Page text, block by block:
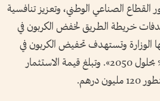
القطاع الصناعي الوطني، وتعزيز تنافسية
خريطة الطريق لخفض الكربون في
الوزارة وتستهدف تحفيض الكربون في
القطاع بنسب تصل إلى 93% بحلول 2050». وتبلغ قيمة الاستثمار
درهم.